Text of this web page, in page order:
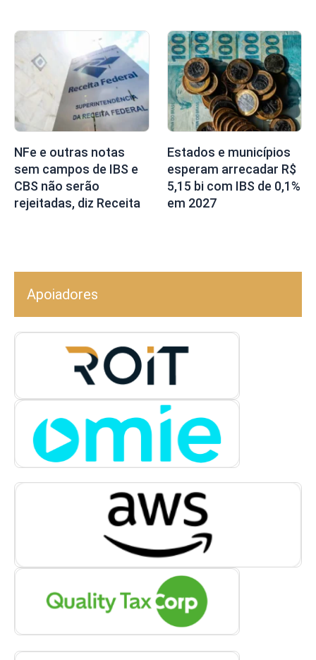
NFe e outras notas
sem campos de IBS e
CBS não serão
rejeitadas, diz Receita
Estados e municípios
esperam arrecadar R$
5,15 bi com IBS de 0,1%
em 2027
Apoiadores